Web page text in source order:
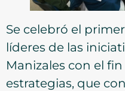
Se celebró el
líderes de las
Manizales con el
estrategias, que